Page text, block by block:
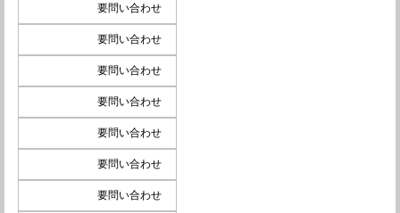
要問い合わせ
要問い合わせ
要問い合わせ
要問い合わせ
要問い合わせ
要問い合わせ
要問い合わせ